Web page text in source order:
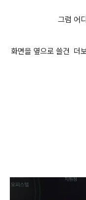
그럼 어
화면을 옆으로 쓸건 더